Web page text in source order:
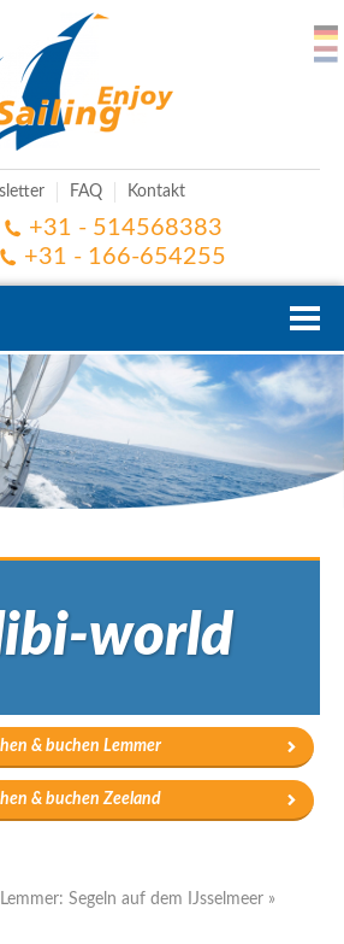
FAQ Kontakt
+31 - 514568383
+31 - 166-654255
world
& buchen Lemmer
& buchen Zeeland
Lemmer: Segeln auf dem IJsselmeer »